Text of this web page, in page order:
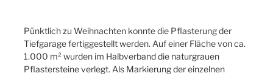
Pünktlich zu Weihnachten konnte die Pflasterung der
Tiefgarage fertiggestellt werden. Auf einer Fläche von ca.
1.000 m² wurden im Halbverband die naturgrauen
Pflastersteine verlegt. Als Markierung der einzelnen